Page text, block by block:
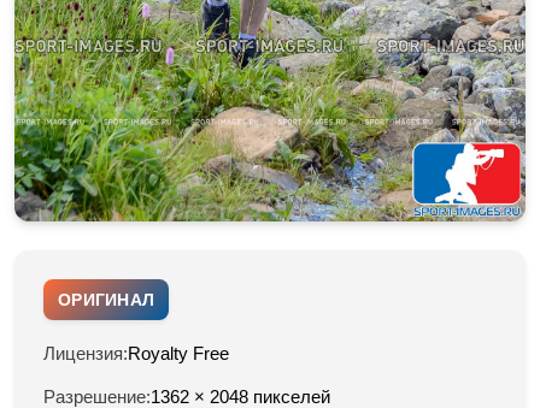
ОРИГИНАЛ
Лицензия:Royalty Free
Разрешение:1362 × 2048 пикселей